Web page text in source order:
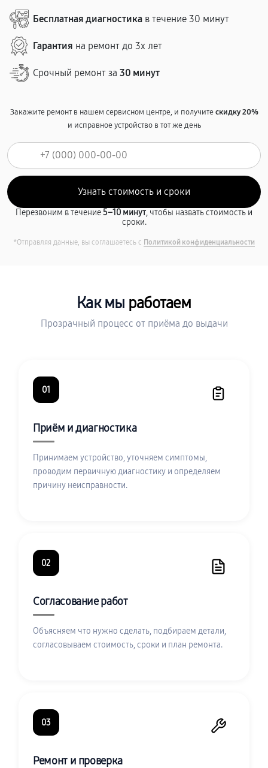
Бесплатная диагностика в течение 30 минут
Гарантия на ремонт до 3х лет
Срочный ремонт за 30 минут
Закажите ремонт в нашем сервисном центре, и получитескидку 20%
и исправное устройство в тот же день
Перезвоним в течение5–10 минут, чтобы назвать стоимость и
сроки.
*Отправляя данные, вы соглашаетесь с Политикой конфиденциальности
Как мы работаем
Прозрачный процесс от приёма до выдачи
01
Приём и диагностика
Принимаем устройство, уточняем симптомы,
проводим первичную диагностику и определяем
причину неисправности.
02
Согласование работ
Объясняем что нужно сделать, подбираем детали,
согласовываем стоимость, сроки и план ремонта.
03
Ремонт и проверка